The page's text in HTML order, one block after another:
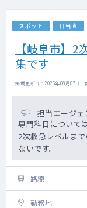
スポット 日当直
【岐阜市】
集です
掲載更新日 : 2026年08月07日
担当エージェ
専門科目について
2次救急レベルま
ないです。
路線
勤務地